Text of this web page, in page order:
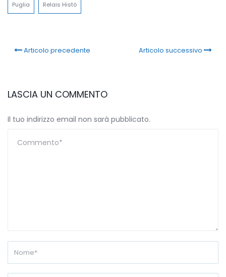
Puglia Relais Histò
Articolo precedente Articolo successivo
LASCIA UN COMMENTO
Il tuo indirizzo email non sarà pubblicato.